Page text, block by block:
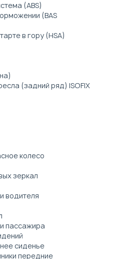
(ABS)
(BAS
в гору (HSA)
(задний ряд) ISOFIX
колесо
зеркал
водителя
пассажира
сиденье
передние